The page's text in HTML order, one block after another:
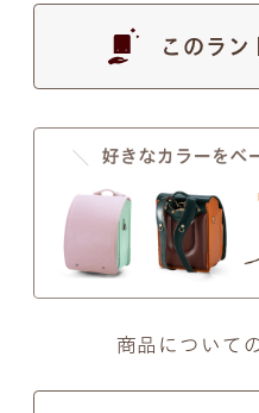
このラン
商品について
注
筆記体のSとT、zとxにつ
ではないかとのお問い